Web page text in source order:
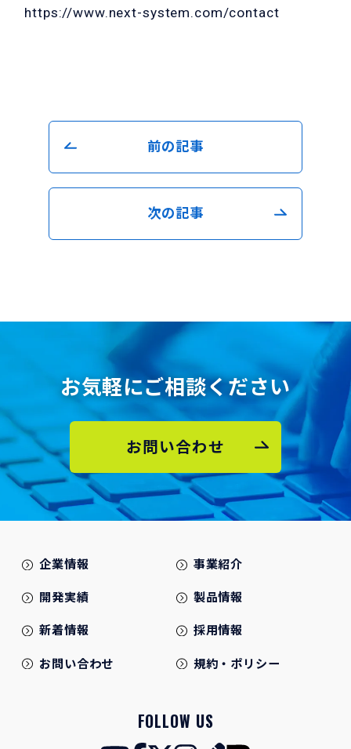
https://www.next-system.com/contact
前の記事
次の記事
お気軽にご相談ください
お問い合わせ
企業情報 事業紹介
開発実績 製品情報
新着情報 採用情報
お問い合わせ 規約・ポリシー
FOLLOW US